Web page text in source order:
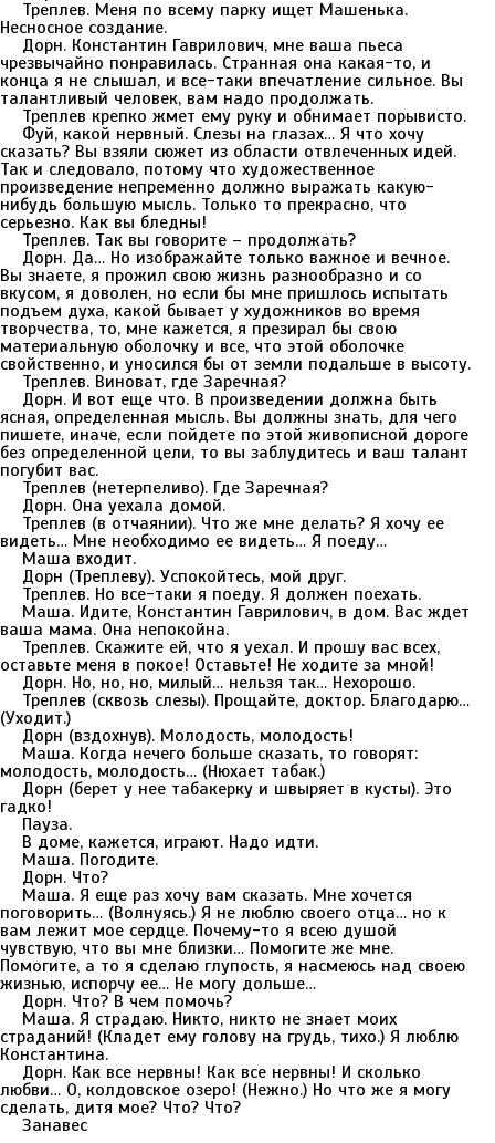
Треплев. Меня по всему парку ищет Машенька.
Несносное создание.
Дорн. Константин Гаврилович, мне ваша пьеса
чрезвычайно понравилась. Странная она какая-то, и
конца я не слышал, и все-таки впечатление сильное. Вы
талантливый человек, вам надо продолжать.
Треплев крепко жмет ему руку и обнимает порывисто.
Фуй, какой нервный. Слезы на глазах… Я что хочу
сказать? Вы взяли сюжет из области отвлеченных идей.
Так и следовало, потому что художественное
произведение непременно должно выражать какую-
нибудь большую мысль. Только то прекрасно, что
серьезно. Как вы бледны!
Треплев. Так вы говорите – продолжать?
Дорн. Да… Но изображайте только важное и вечное.
Вы знаете, я прожил свою жизнь разнообразно и со
вкусом, я доволен, но если бы мне пришлось испытать
подъем духа, какой бывает у художников во время
творчества, то, мне кажется, я презирал бы свою
материальную оболочку и все, что этой оболочке
свойственно, и уносился бы от земли подальше в высоту.
Треплев. Виноват, где Заречная?
Дорн. И вот еще что. В произведении должна быть
ясная, определенная мысль. Вы должны знать, для чего
пишете, иначе, если пойдете по этой живописной дороге
без определенной цели, то вы заблудитесь и ваш талант
погубит вас.
Треплев (нетерпеливо). Где Заречная?
Дорн. Она уехала домой.
Треплев (в отчаянии). Что же мне делать? Я хочу ее
видеть… Мне необходимо ее видеть… Я поеду…
Маша входит.
Дорн (Треплеву). Успокойтесь, мой друг.
Треплев. Но все-таки я поеду. Я должен поехать.
Маша. Идите, Константин Гаврилович, в дом. Вас ждет
ваша мама. Она непокойна.
Треплев. Скажите ей, что я уехал. И прошу вас всех,
оставьте меня в покое! Оставьте! Не ходите за мной!
Дорн. Но, но, но, милый… нельзя так… Нехорошо.
Треплев (сквозь слезы). Прощайте, доктор. Благодарю…
(Уходит.)
Дорн (вздохнув). Молодость, молодость!
Маша. Когда нечего больше сказать, то говорят:
молодость, молодость… (Нюхает табак.)
Дорн (берет у нее табакерку и швыряет в кусты). Это
гадко!
Пауза.
В доме, кажется, играют. Надо идти.
Маша. Погодите.
Дорн. Что?
Маша. Я еще раз хочу вам сказать. Мне хочется
поговорить… (Волнуясь.) Я не люблю своего отца… но к
вам лежит мое сердце. Почему-то я всею душой
чувствую, что вы мне близки… Помогите же мне.
Помогите, а то я сделаю глупость, я насмеюсь над своею
жизнью, испорчу ее… Не могу дольше…
Дорн. Что? В чем помочь?
Маша. Я страдаю. Никто, никто не знает моих
страданий! (Кладет ему голову на грудь, тихо.) Я люблю
Константина.
Дорн. Как все нервны! Как все нервны! И сколько
любви… О, колдовское озеро! (Нежно.) Но что же я могу
сделать, дитя мое? Что? Что?
Занавес